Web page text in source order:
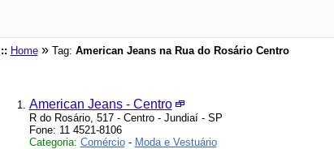
:: Home »Tag: American Jeans na Rua do Rosário Centro
American Jeans - Centro
R do Rosário, 517 - Centro - Jundiaí - SP
Fone: 11 4521-8106
Categoria: Comércio- Moda e Vestuário